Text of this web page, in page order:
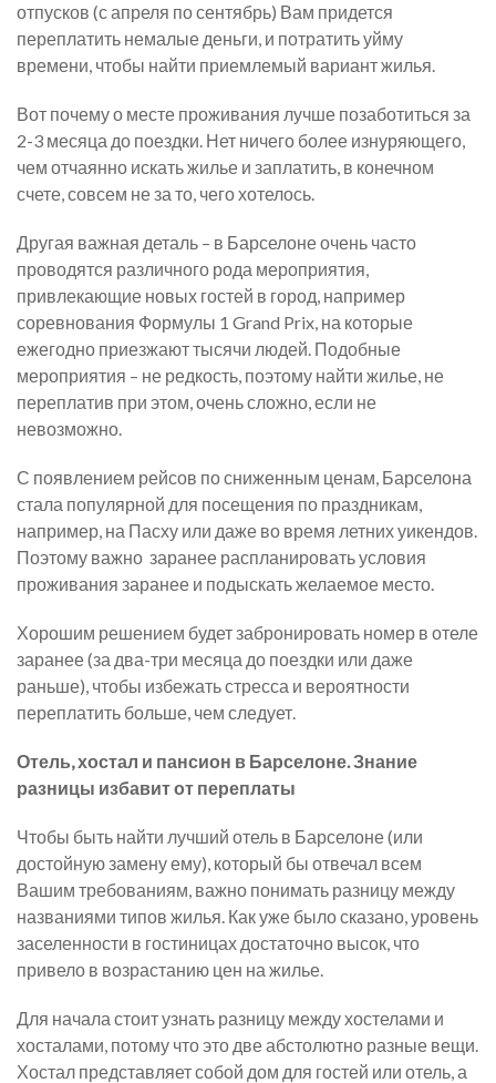
отпусков (с апреля по сентябрь) Вам придется
переплатить немалые деньги, и потратить уйму
времени, чтобы найти приемлемый вариант жилья.
Вот почему о месте проживания лучше позаботиться за
2-3 месяца до поездки. Нет ничего более изнуряющего,
чем отчаянно искать жилье и заплатить, в конечном
счете, совсем не за то, чего хотелось.
Другая важная деталь – в Барселоне очень часто
проводятся различного рода мероприятия,
привлекающие новых гостей в город, например
соревнования Формулы 1 Grand Prix, на которые
ежегодно приезжают тысячи людей. Подобные
мероприятия – не редкость, поэтому найти жилье, не
переплатив при этом, очень сложно, если не
невозможно.
С появлением рейсов по сниженным ценам, Барселона
стала популярной для посещения по праздникам,
например, на Пасху или даже во время летних уикендов.
Поэтому важно заранее распланировать условия
проживания заранее и подыскать желаемое место.
Хорошим решением будет забронировать номер в отеле
заранее (за два-три месяца до поездки или даже
раньше), чтобы избежать стресса и вероятности
переплатить больше, чем следует.
Отель, хостал и пансион в Барселоне. Знание
разницы избавит от переплаты
Чтобы быть найти лучший отель в Барселоне (или
достойную замену ему), который бы отвечал всем
Вашим требованиям, важно понимать разницу между
названиями типов жилья. Как уже было сказано, уровень
заселенности в гостиницах достаточно высок, что
привело в возрастанию цен на жилье.
Для начала стоит узнать разницу между хостелами и
хосталами, потому что это две абстолютно разные вещи.
Хостал представляет собой дом для гостей или отель, а